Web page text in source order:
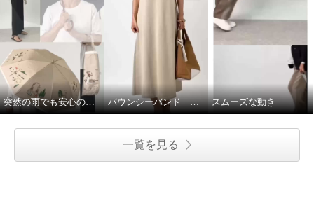
突然の雨でも安心の晴雨兼用傘♩ バウンシーバンド ワンピース スムーズな動き
一覧を見る